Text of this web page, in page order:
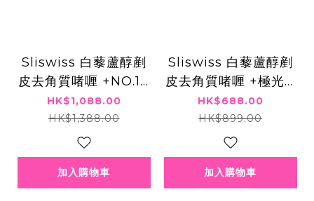
Sliswiss 白藜蘆醇剷
皮去角質啫喱 +NO.10
幹細胞HIFU皇后面霜
X1+ 童顔HIFU GEL X
1+NO.1 填充精華 X1 +
NO.2 V面小顏精華 X1
HK$1,088.00
HK$1,388.00
加入購物車
Sliswiss 白藜蘆醇剷
皮去角質啫喱 +極光H
IFU激白水 X1 + 爆水
精華 X1
HK$688.00
HK$899.00
加入購物車